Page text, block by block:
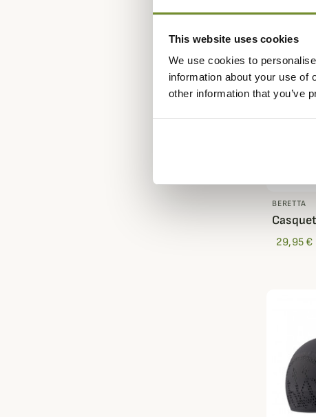
This website uses cookies
We use cookies to
information about your use of
other information that you’ve
BERETTA
29,95 €